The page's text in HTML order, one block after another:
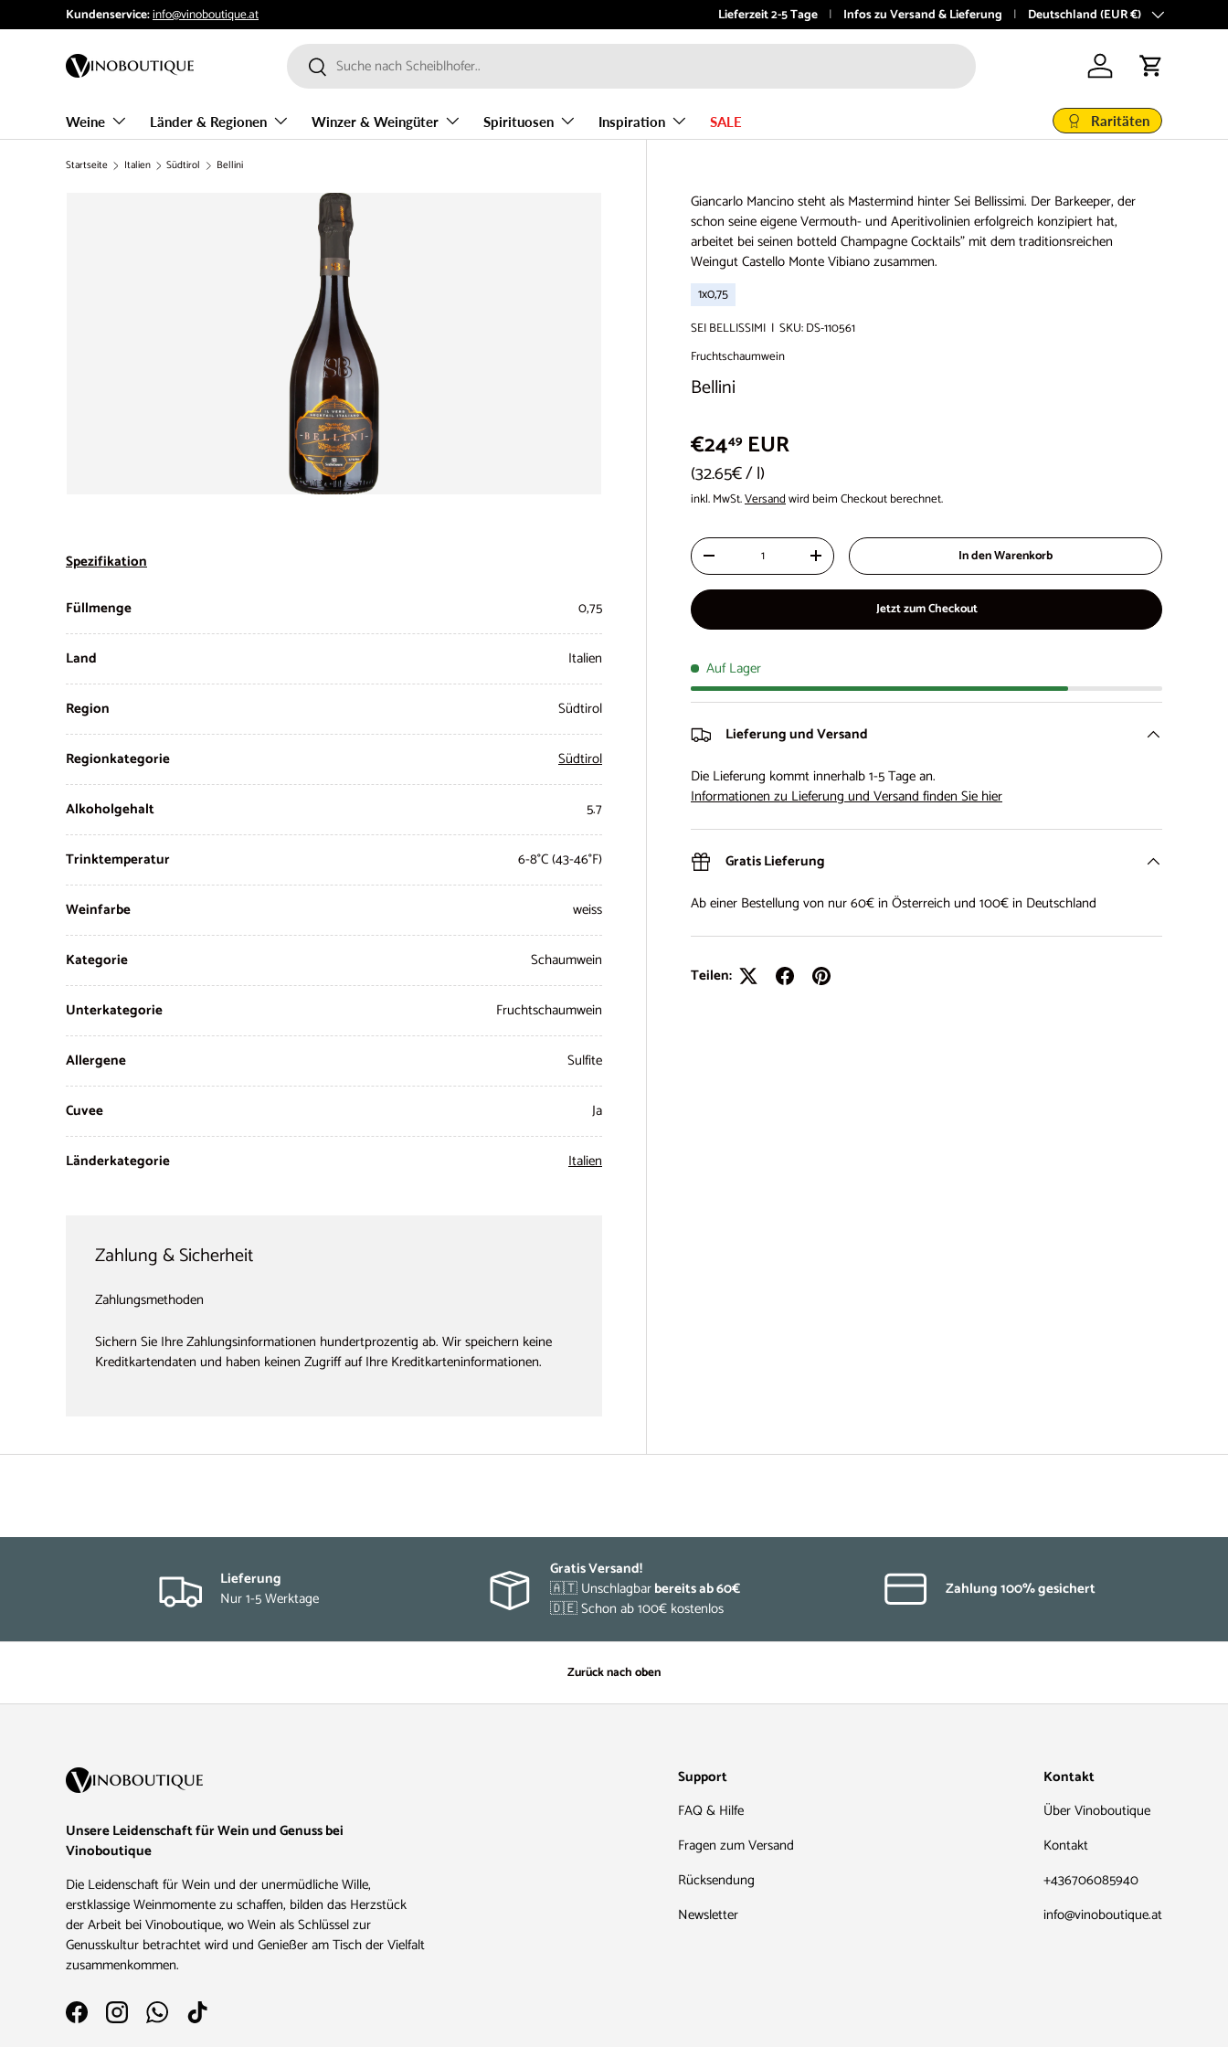
Direkt zum Inhalt
Kundenservice:info@vinoboutique.at Willkommen bei Vinoboutique 🍇
Lieferzeit 2-5 Tage Infos zu Versand & Lieferung Land/Region
Deutschland (EUR €)
Suchen
Suchen Einloggen
Weine Länder & Regionen Winzer & Weingüter Spirituosen Inspiration SALE Raritäten
Startseite Italien Südtirol Bellini
Giancarlo Mancino steht als Mastermind hinter Sei Bellissimi. Der Barkeeper, der
schon seine eigene Vermouth- und Aperitivolinien erfolgreich konzipiert hat,
arbeitet bei seinen botteld Champagne Cocktails" mit dem traditionsreichen
Weingut Castello Monte Vibiano zusammen.
1x0,75
SEI BELLISSIMI | SKU:DS-110561
Fruchtschaumwein
Bellini
€2449 EUR
Grundpreis
32.65€/l
inkl. MwSt.Versandwird beim Checkout berechnet.
Anzahl
- + In den Warenkorb
Jetzt zum Checkout
Auf Lager
Lieferung und Versand
Die Lieferung kommt innerhalb 1-5 Tage an.
Informationen zu Lieferung und Versand finden Sie hier
Gratis Lieferung
Ab einer Bestellung von nur 60€ in Österreich und 100€ in Deutschland
Teilen:
Spezifikation
Füllmenge 0,75
Land Italien
Region Südtirol
Regionkategorie Südtirol
Alkoholgehalt 5.7
Trinktemperatur 6-8°C (43-46°F)
Weinfarbe weiss
Kategorie Schaumwein
Unterkategorie Fruchtschaumwein
Allergene Sulfite
Cuvee Ja
Länderkategorie Italien
Zahlung & Sicherheit
Zahlungsmethoden
Sichern Sie Ihre Zahlungsinformationen hundertprozentig ab. Wir speichern keine
Kreditkartendaten und haben keinen Zugriff auf Ihre Kreditkarteninformationen.
Lieferung
Nur 1-5 Werktage
Gratis Versand!
🇦🇹 Unschlagbarbereits ab 60€
🇩🇪 Schon ab 100€ kostenlos
Zahlung 100% gesichert
Zurück nach oben
Unsere Leidenschaft für Wein und Genuss bei
Vinoboutique
Die Leidenschaft für Wein und der unermüdliche Wille,
erstklassige Weinmomente zu schaffen, bilden das Herzstück
der Arbeit bei Vinoboutique, wo Wein als Schlüssel zur
Genusskultur betrachtet wird und Genießer am Tisch der Vielfalt
zusammenkommen.
FacebookInstagramWhatsAppTikTok
Support
FAQ & Hilfe
Fragen zum Versand
Rücksendung
Newsletter
Kontakt
Über Vinoboutique
Kontakt
+436706085940
info@vinoboutique.at